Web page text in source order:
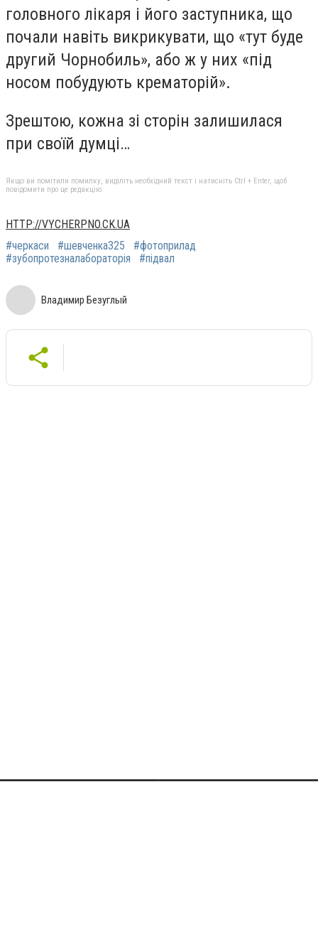
головного лікаря і його заступника, що
почали навіть викрикувати, що «тут буде
другий Чорнобиль», або ж у них «під
носом побудують крематорій».
Зрештою, кожна зі сторін залишилася
при своїй думці…
Якщо ви помітили помилку, виділіть необхідний текст і натисніть Ctrl + Enter, щоб
повідомити про це редакцію
HTTP://VYCHERPNO.CK.UA
#черкаси
#шевченка325
#фотоприлад
#зубопротезналабораторія
#підвал
Владимир Безуглый